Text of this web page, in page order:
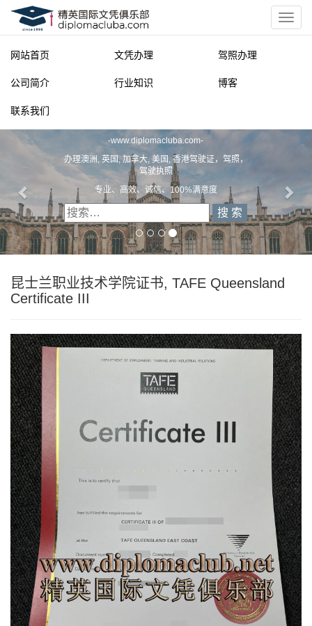
网站首页 文凭办理 驾照办理
公司简介 行业知识 博客
联系我们
www.diplomacluba.com-
办理澳洲, 英国, 加拿大, 美国, 香港驾驶证，驾照，
驾驶执照
专业、高效、诚信、100%满意度
昆士兰职业技术学院证书, TAFE Queensland
Certificate III